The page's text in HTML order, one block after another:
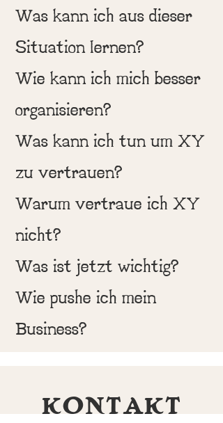
Was kann ich aus dieser
Situation lernen?
Wie kann ich mich besser
organisieren?
Was kann ich tun um XY
zu vertrauen?
Warum vertraue ich XY
nicht?
Was ist jetzt wichtig?
Wie pushe ich mein
Business?
KONTAKT